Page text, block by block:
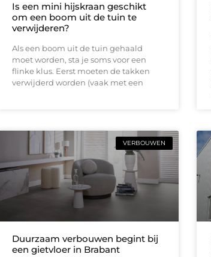
Is een mini hijskraan geschikt
om een boom uit de tuin te
verwijderen?
Als een boom uit de tuin gehaald
moet worden, sta je soms voor een
flinke klus. Eerst moeten de takken
verwijderd worden (vaak met een
VERBOUWEN
Duurzaam verbouwen begint bij
een gietvloer in Brabant